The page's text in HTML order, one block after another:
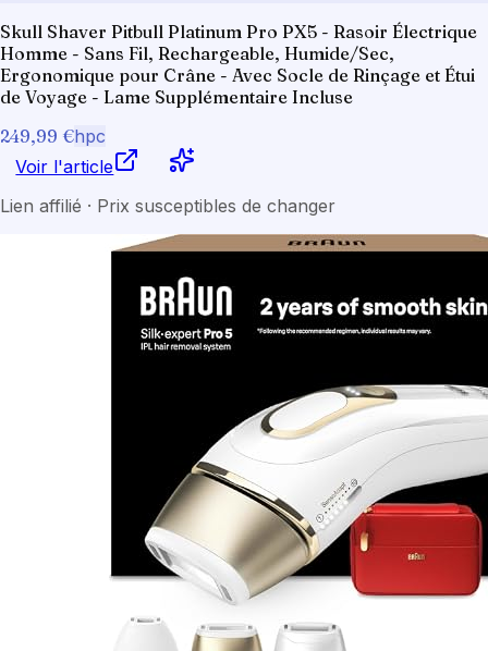
Skull Shaver Pitbull Platinum Pro PX5 - Rasoir Électrique
Homme - Sans Fil, Rechargeable, Humide/Sec,
Ergonomique pour Crâne - Avec Socle de Rinçage et Étui
de Voyage - Lame Supplémentaire Incluse
249,99 €hpc
Voir l'article
Lien affilié · Prix susceptibles de changer